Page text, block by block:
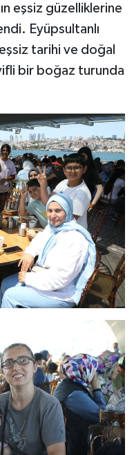
eşsiz güzelliklerine
Eyüpsultanlı
eşsiz tarihi ve doğal
bir boğaz turunda